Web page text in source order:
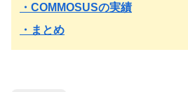
・COMMOSUSの実績
・まとめ